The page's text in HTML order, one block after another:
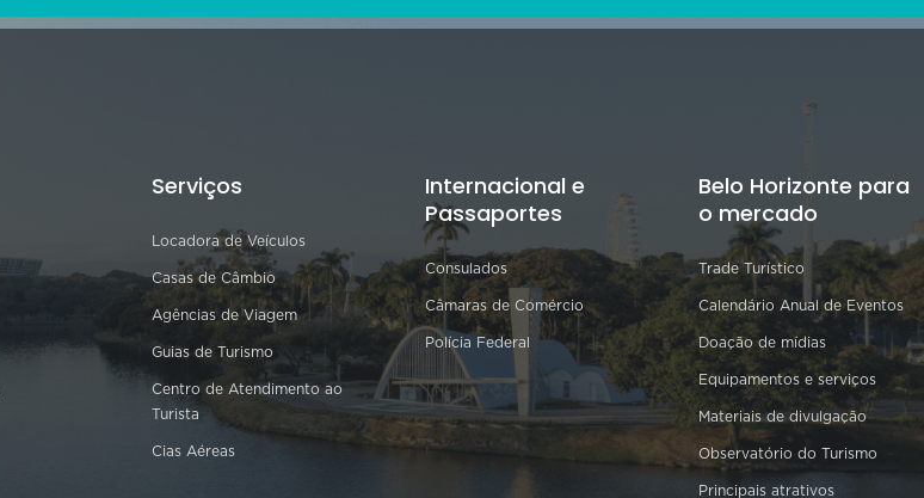
Serviços
Locadora de Veículos
Casas de Câmbio
Agências de Viagem
Guias de Turismo
Centro de Atendimento ao
Turista
Cias Aéreas
Internacional e
Passaportes
Consulados
Câmaras de Comércio
Polícia Federal
Belo Horizonte para
o mercado
Trade Turístico
Calendário Anual de Eventos
Doação de mídias
Equipamentos e serviços
Materiais de divulgação
Observatório do Turismo
Principais atrativos